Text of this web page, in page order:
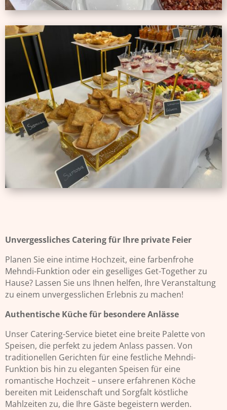
Unvergessliches Catering für Ihre private Feier
Planen Sie eine intime Hochzeit, eine farbenfrohe
Mehndi-Funktion oder ein geselliges Get-Together zu
Hause? Lassen Sie uns Ihnen helfen, Ihre Veranstaltung
zu einem unvergesslichen Erlebnis zu machen!
Authentische Küche für besondere Anlässe
Unser Catering-Service bietet eine breite Palette von
Speisen, die perfekt zu jedem Anlass passen. Von
traditionellen Gerichten für eine festliche Mehndi-
Funktion bis hin zu eleganten Speisen für eine
romantische Hochzeit – unsere erfahrenen Köche
bereiten mit Leidenschaft und Sorgfalt köstliche
Mahlzeiten zu, die Ihre Gäste begeistern werden.